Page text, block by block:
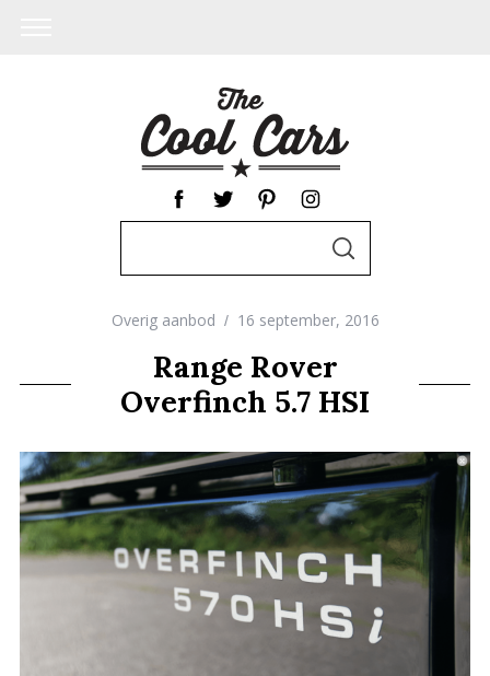
r
h
f
o
r
:
S
E
C
H
Overig aanbod 16 september, 2016
Range Rover
Overfinch 5.7 HSI